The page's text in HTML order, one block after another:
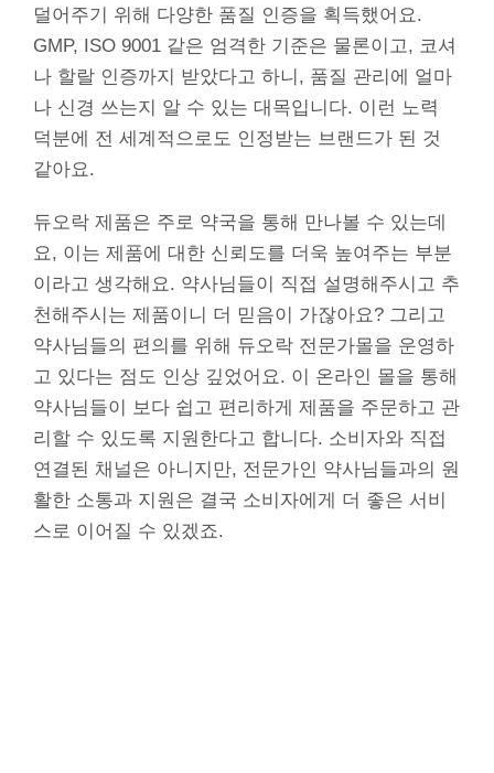
덜어주기 위해 다양한 품질 인증을 획득했어요.
GMP, ISO 9001 같은 엄격한 기준은 물론이고, 코셔
나 할랄 인증까지 받았다고 하니, 품질 관리에 얼마
나 신경 쓰는지 알 수 있는 대목입니다. 이런 노력
덕분에 전 세계적으로도 인정받는 브랜드가 된 것
같아요.
듀오락 제품은 주로 약국을 통해 만나볼 수 있는데
요, 이는 제품에 대한 신뢰도를 더욱 높여주는 부분
이라고 생각해요. 약사님들이 직접 설명해주시고 추
천해주시는 제품이니 더 믿음이 가잖아요? 그리고
약사님들의 편의를 위해 듀오락 전문가몰을 운영하
고 있다는 점도 인상 깊었어요. 이 온라인 몰을 통해
약사님들이 보다 쉽고 편리하게 제품을 주문하고 관
리할 수 있도록 지원한다고 합니다. 소비자와 직접
연결된 채널은 아니지만, 전문가인 약사님들과의 원
활한 소통과 지원은 결국 소비자에게 더 좋은 서비
스로 이어질 수 있겠죠.